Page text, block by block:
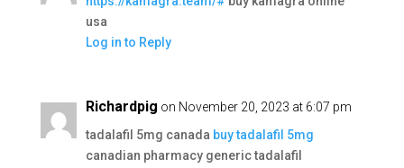
usa
Log in to Reply
Richardpig on November 20, 2023 at 6:07 pm
tadalafil 5mg canada buy tadalafil 5mg
canadian pharmacy generic tadalafil